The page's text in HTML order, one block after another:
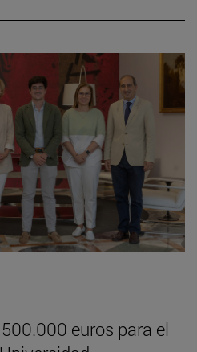
euros para el